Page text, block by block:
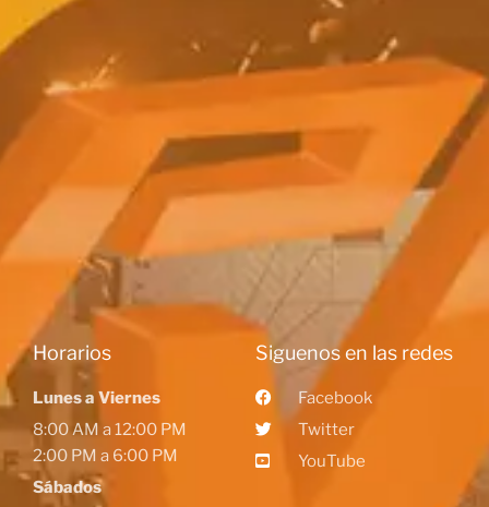
Horarios
Lunes a Viernes
8:00 AM a 12:00 PM
2:00 PM a 6:00 PM
Sábados
Siguenos en las redes
Facebook
Twitter
YouTube